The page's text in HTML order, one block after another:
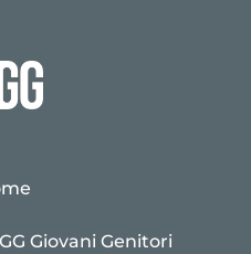
Giovani Genitori